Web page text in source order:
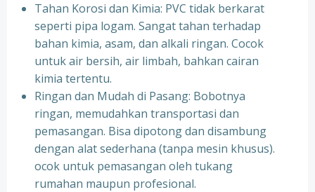
Tahan Korosi dan Kimia: PVC tidak berkarat
seperti pipa logam. Sangat tahan terhadap
bahan kimia, asam, dan alkali ringan. Cocok
untuk air bersih, air limbah, bahkan cairan
kimia tertentu.
Ringan dan Mudah di Pasang: Bobotnya
ringan, memudahkan transportasi dan
pemasangan. Bisa dipotong dan disambung
dengan alat sederhana (tanpa mesin khusus).
ocok untuk pemasangan oleh tukang
rumahan maupun profesional.